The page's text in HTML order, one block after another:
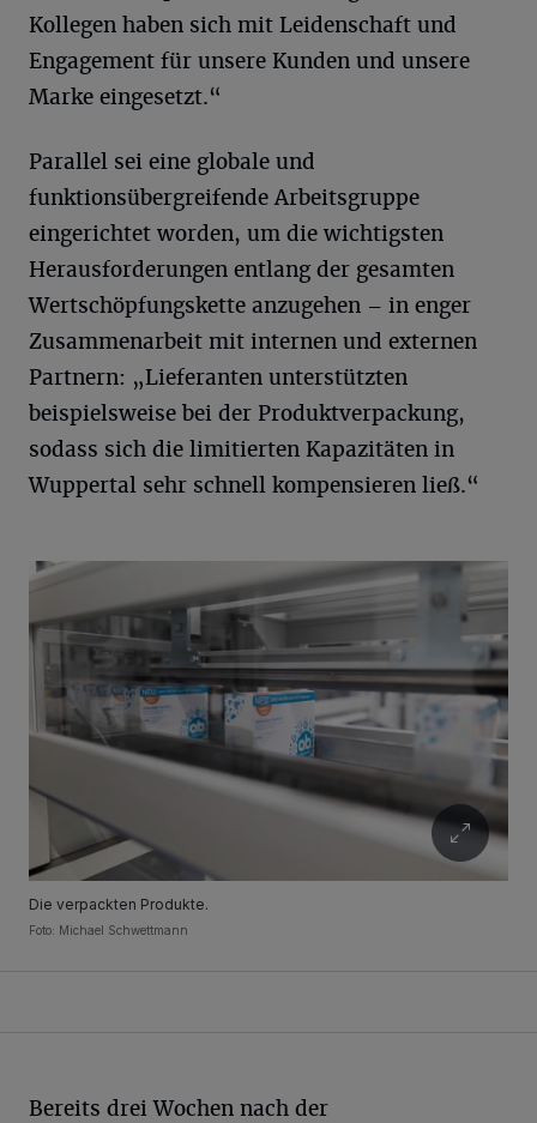
Kollegen haben sich mit Leidenschaft und
Engagement für unsere Kunden und unsere
Marke eingesetzt.“
Parallel sei eine globale und
funktionsübergreifende Arbeitsgruppe
eingerichtet worden, um die wichtigsten
Herausforderungen entlang der gesamten
Wertschöpfungskette anzugehen – in enger
Zusammenarbeit mit internen und externen
Partnern: „Lieferanten unterstützten
beispielsweise bei der Produktverpackung,
sodass sich die limitierten Kapazitäten in
Wuppertal sehr schnell kompensieren ließ.“
Die verpackten Produkte.
Foto: Michael Schwettmann
Bereits drei Wochen nach der